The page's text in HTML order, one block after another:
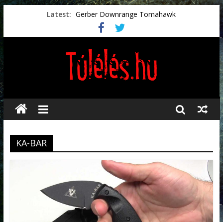
Latest: Gerber Downrange Tomahawk
Vészhelyzeti élelmiszerek
Svéd vészhelyzeti tájékoztató.
Vészhelyzetkezelés
Préselt törlőkendők
KA-BAR